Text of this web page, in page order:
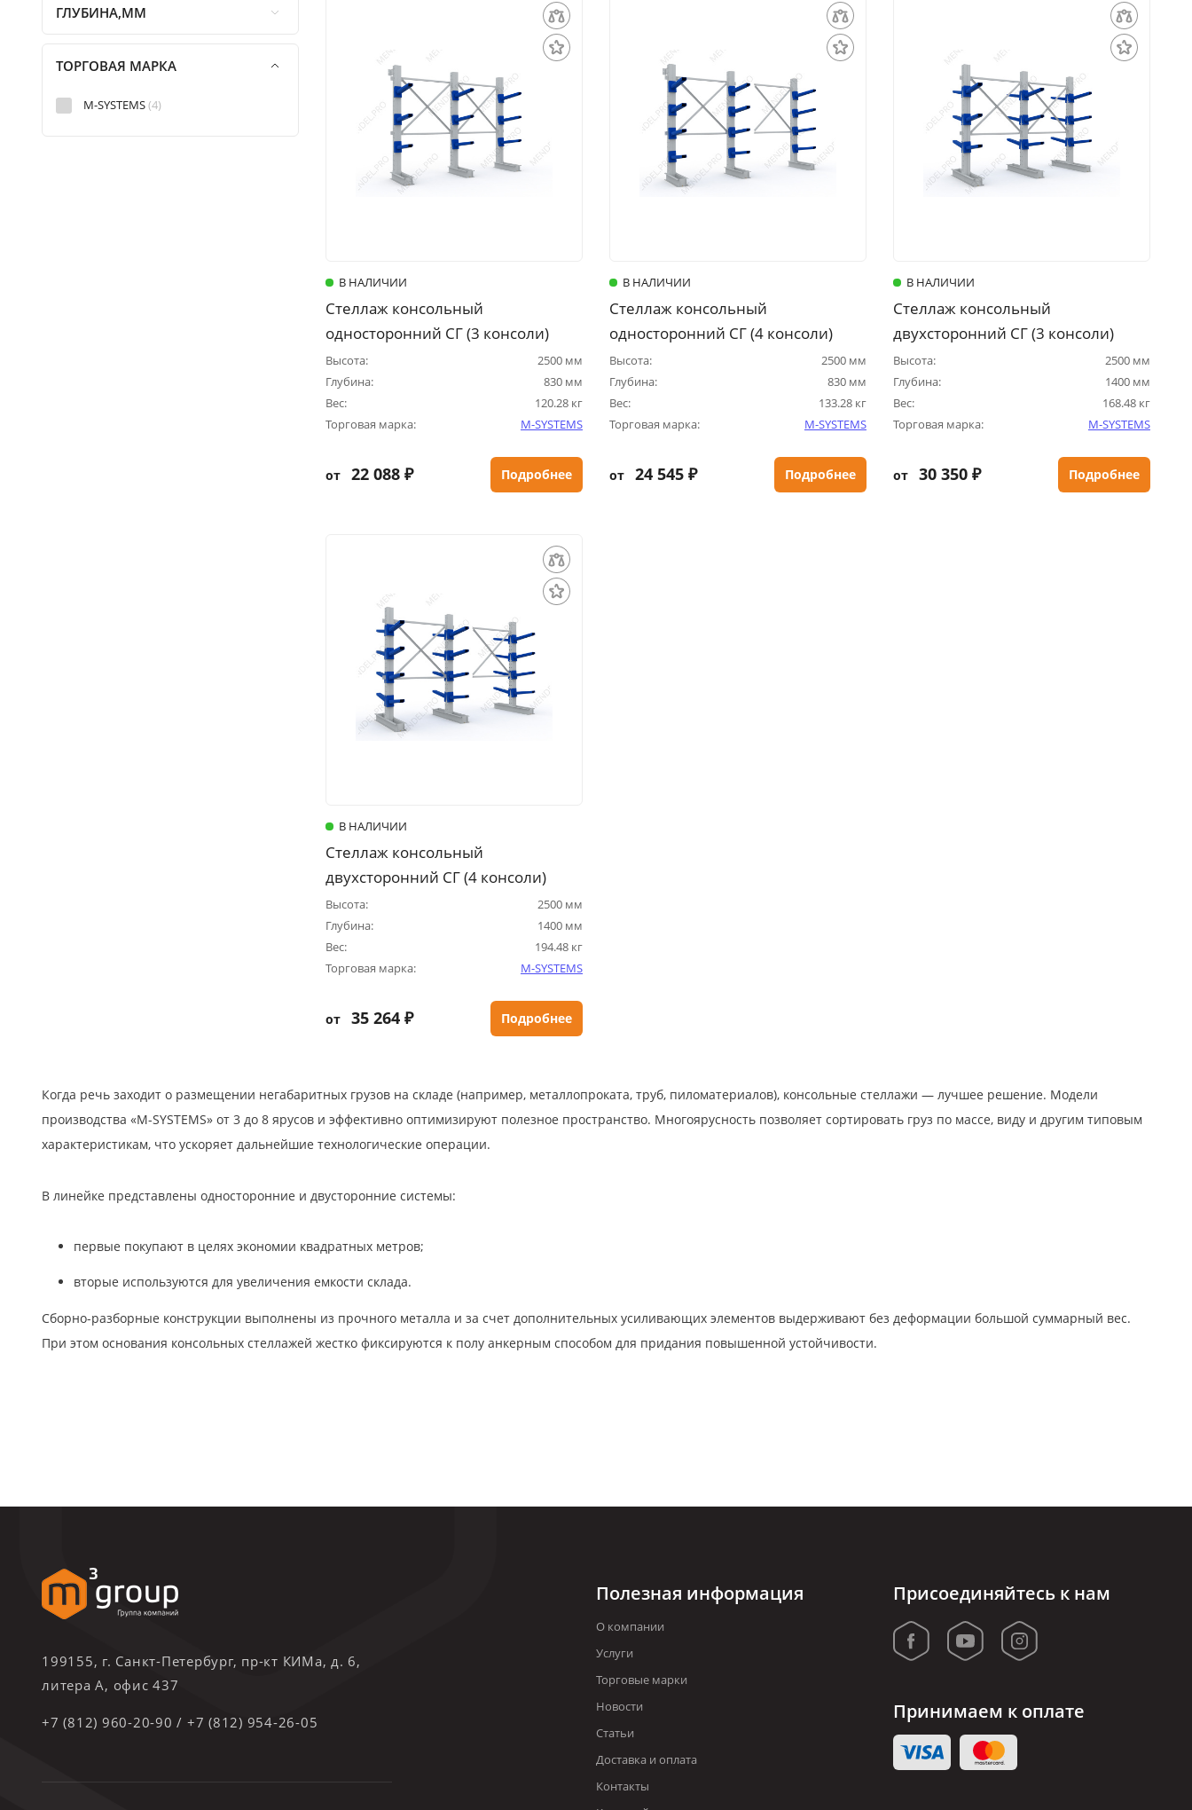
ГЛУБИНА,ММ
ТОРГОВАЯ МАРКА
M-SYSTEMS(4)
В НАЛИЧИИ
Стеллаж консольный
односторонний СГ (3 консоли)
Высота:
2500 мм
Глубина:
830 мм
Вес:
120.28 кг
Торговая марка:
M-SYSTEMS
от 22 088 ₽ Подробнее
В НАЛИЧИИ
Стеллаж консольный
односторонний СГ (4 консоли)
Высота:
2500 мм
Глубина:
830 мм
Вес:
133.28 кг
Торговая марка:
M-SYSTEMS
от 24 545 ₽ Подробнее
В НАЛИЧИИ
Стеллаж консольный
двухсторонний СГ (3 консоли)
Высота:
2500 мм
Глубина:
1400 мм
Вес:
168.48 кг
Торговая марка:
M-SYSTEMS
от 30 350 ₽ Подробнее
В НАЛИЧИИ
Стеллаж консольный
двухсторонний СГ (4 консоли)
Высота:
2500 мм
Глубина:
1400 мм
Вес:
194.48 кг
Торговая марка:
M-SYSTEMS
от 35 264 ₽ Подробнее
Когда речь заходит о размещении негабаритных грузов на складе (например, металлопроката, труб, пиломатериалов), консольные стеллажи — лучшее решение. Модели
производства «M-SYSTEMS» от 3 до 8 ярусов и эффективно оптимизируют полезное пространство. Многоярусность позволяет сортировать груз по массе, виду и другим типовым
характеристикам, что ускоряет дальнейшие технологические операции.
В линейке представлены односторонние и двусторонние системы:
первые покупают в целях экономии квадратных метров;
вторые используются для увеличения емкости склада.
Сборно-разборные конструкции выполнены из прочного металла и за счет дополнительных усиливающих элементов выдерживают без деформации большой суммарный вес.
При этом основания консольных стеллажей жестко фиксируются к полу анкерным способом для придания повышенной устойчивости.
199155, г. Санкт-Петербург, пр-кт КИМа, д. 6,
литера А, офис 437
+7 (812) 960-20-90 / +7 (812) 954-26-05
Полезная информация
О компании
Услуги
Торговые марки
Новости
Статьи
Доставка и оплата
Контакты
Присоединяйтесь к нам
Принимаем к оплате